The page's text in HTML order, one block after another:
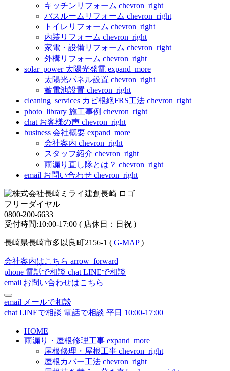
キッチンリフォーム chevron_right
バスルームリフォーム chevron_right
トイレリフォーム chevron_right
内装リフォーム chevron_right
家電・設備リフォーム chevron_right
外構リフォーム chevron_right
solar_power 太陽光発電 expand_more
太陽光パネル設置 chevron_right
蓄電池設置 chevron_right
cleaning_services カビ根絶FRS工法 chevron_right
photo_library 施工事例 chevron_right
chat お客様の声 chevron_right
business 会社概要 expand_more
会社案内 chevron_right
スタッフ紹介 chevron_right
雨漏り直し隊とは？ chevron_right
email お問い合わせ chevron_right
フリーダイヤル
0800-200-6633
受付時間:10:00-17:00 ( 店休日：日祝 )
長崎県長崎市多以良町2156-1 ( G-MAP)
会社案内はこちら arrow_forward
phone 電話で相談 chat LINEで相談
email お問い合わせはこちら
email メールで相談
chat LINEで相談 電話で相談 平日 10:00-17:00
HOME
雨漏り・屋根修理工事 expand_more
屋根修理・屋根工事 chevron_right
屋根カバー工法 chevron_right